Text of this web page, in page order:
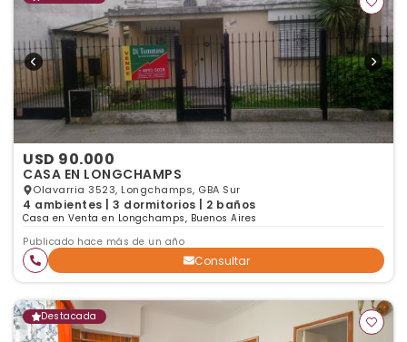
USD 90.000
CASA EN LONGCHAMPS
Olavarria 3523, Longchamps, GBA Sur
4 ambientes | 3 dormitorios | 2 baños
Casa en Venta en Longchamps, Buenos Aires
Publicado hace más de un año
Consultar
Destacada